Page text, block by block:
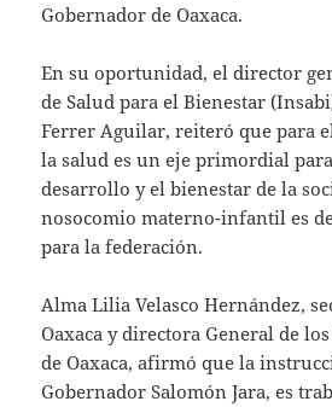
Gobernador de Oaxaca.
En su oportunidad, el director
de Salud para el Bienestar
Ferrer Aguilar, reiteró que para
la salud es un eje primordial
desarrollo y el bienestar de la
nosocomio materno-infantil es
para la federación.
Alma Lilia Velasco Hernández,
Oaxaca y directora General de
de Oaxaca, afirmó que la
Gobernador Salomón Jara, es